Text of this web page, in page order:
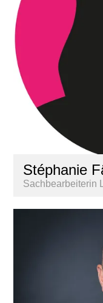
Stéphanie
Sachbearbeiterin